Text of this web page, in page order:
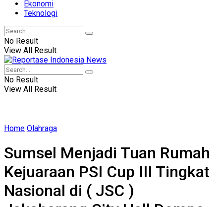
Ekonomi
Teknologi
No Result
View All Result
No Result
View All Result
Home Olahraga
Sumsel Menjadi Tuan Rumah
Kejuaraan PSI Cup III Tingkat
Nasional di ( JSC )